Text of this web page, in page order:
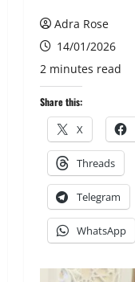
Adra Rose
14/01/2026
2 minutes read
Share this:
X
Threads
Telegram
WhatsApp